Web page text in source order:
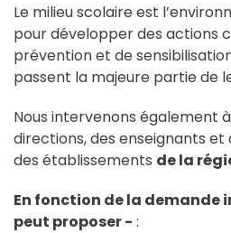
Le milieu scolaire est
pour développer des actions
prévention et de
passent la majeure partie de
Nous intervenons également
directions, des enseignants et
des établissements de la
En fonction de la demande
peut proposer - :